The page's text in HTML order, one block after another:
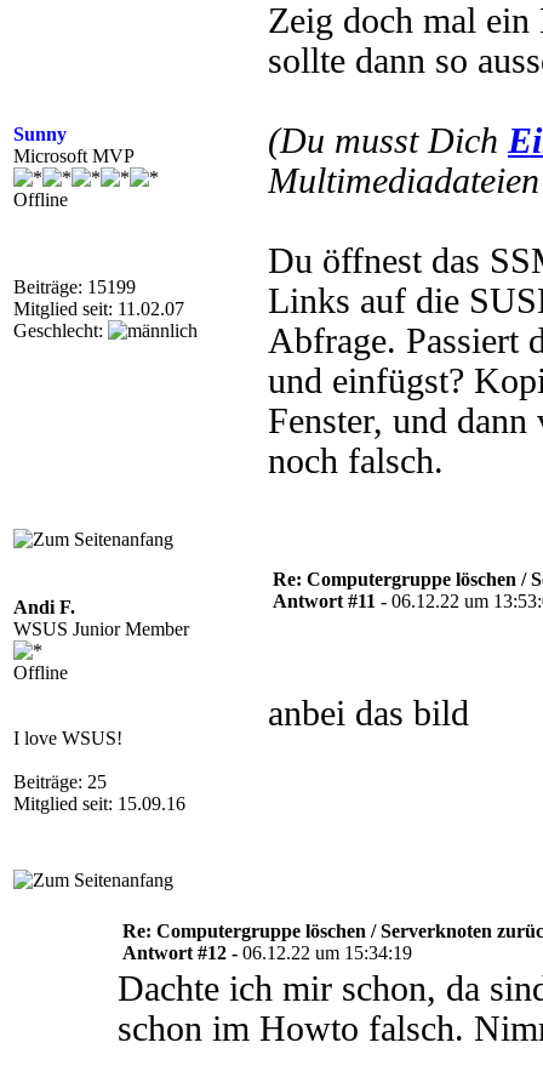
Sunny
Microsoft MVP
Offline
Beiträge: 15199
Mitglied seit: 11.02.07
Geschlecht:
Zeig doch mal
sollte dann so
(Du musst Dich
Du öffnest das
Links auf die
Abfrage. Passiert
und einfügst?
Fenster, und
noch falsch.
Andi F.
WSUS Junior Member
Offline
I love WSUS!
Beiträge: 25
Mitglied seit: 15.09.16
Re: Computergruppe löschen /
Antwort #11 - 06.12.22 um
anbei das bild
Re: Computergruppe löschen / Serverknoten
Antwort #12 - 06.12.22 um 15:34:19
Dachte ich mir schon, da
schon im Howto falsch.